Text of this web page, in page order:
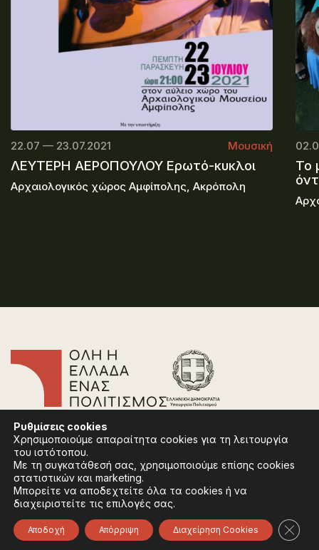
22.07 — 23.07.2021 Μουσική
ΛΕΥΤΕΡΗ ΑΕΡΟΠΟΥΛΟΥ Ερωτό-κυκλοι
Αρχαιολογικός χώρος Αμφίπολης, Ακρόπολη
Το
Συχνές Ερωτήσεις
Πολιτική Απορρήτου
Όροι Χρήσης
Πολιτική Cookies
Ακολουθήστε:InstagramFacebook
Ρυθμίσεις cookies
Χρησιμοποιούμε απαραίτητα cookies για τη λειτουργία
του ιστότοπου.
Με τη συγκατάθεσή σας, χρησιμοποιούμε επίσης cookies
στατιστικών και marketing.
Μπορείτε να αποδεχτείτε όλα τα cookies ή να
διαχειριστείτε τις επιλογές σας.
Αποδοχή Απόρριψη Διαχείρηση Cookies